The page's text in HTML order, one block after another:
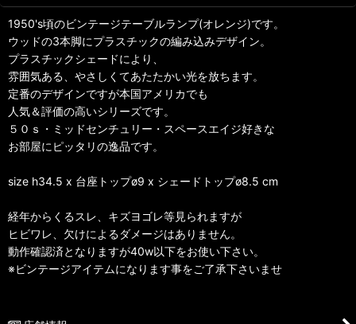
1950's頃のビンテージテーブルランプ(オレンジ)です。
ウッドの3本脚にプラスチックの編み込みデザイン。
プラスチックシェードにより、
雰囲気ある、やさしくてあたたかい光を放ちます。
定番のデザインですが本国アメリカでも
人気＆評価の高いシリーズです。
５０ｓ・ミッドセンチュリー・スペースエイジ好きな
お部屋にピッタリの逸品です。
size h34.5 x 台座トップø9 x シェードトップø8.5 cm
経年からくるスレ、キズヨゴレ等見られますが
ヒビワレ、欠けによるダメージはありません。
動作確認済となりますが40w以下をお使い下さい。
※ビンテージアイテムになります事をご了承下さいませ